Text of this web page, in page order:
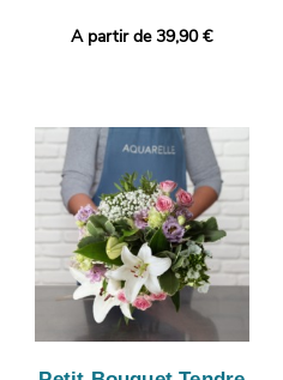
A partir de 39,90 €